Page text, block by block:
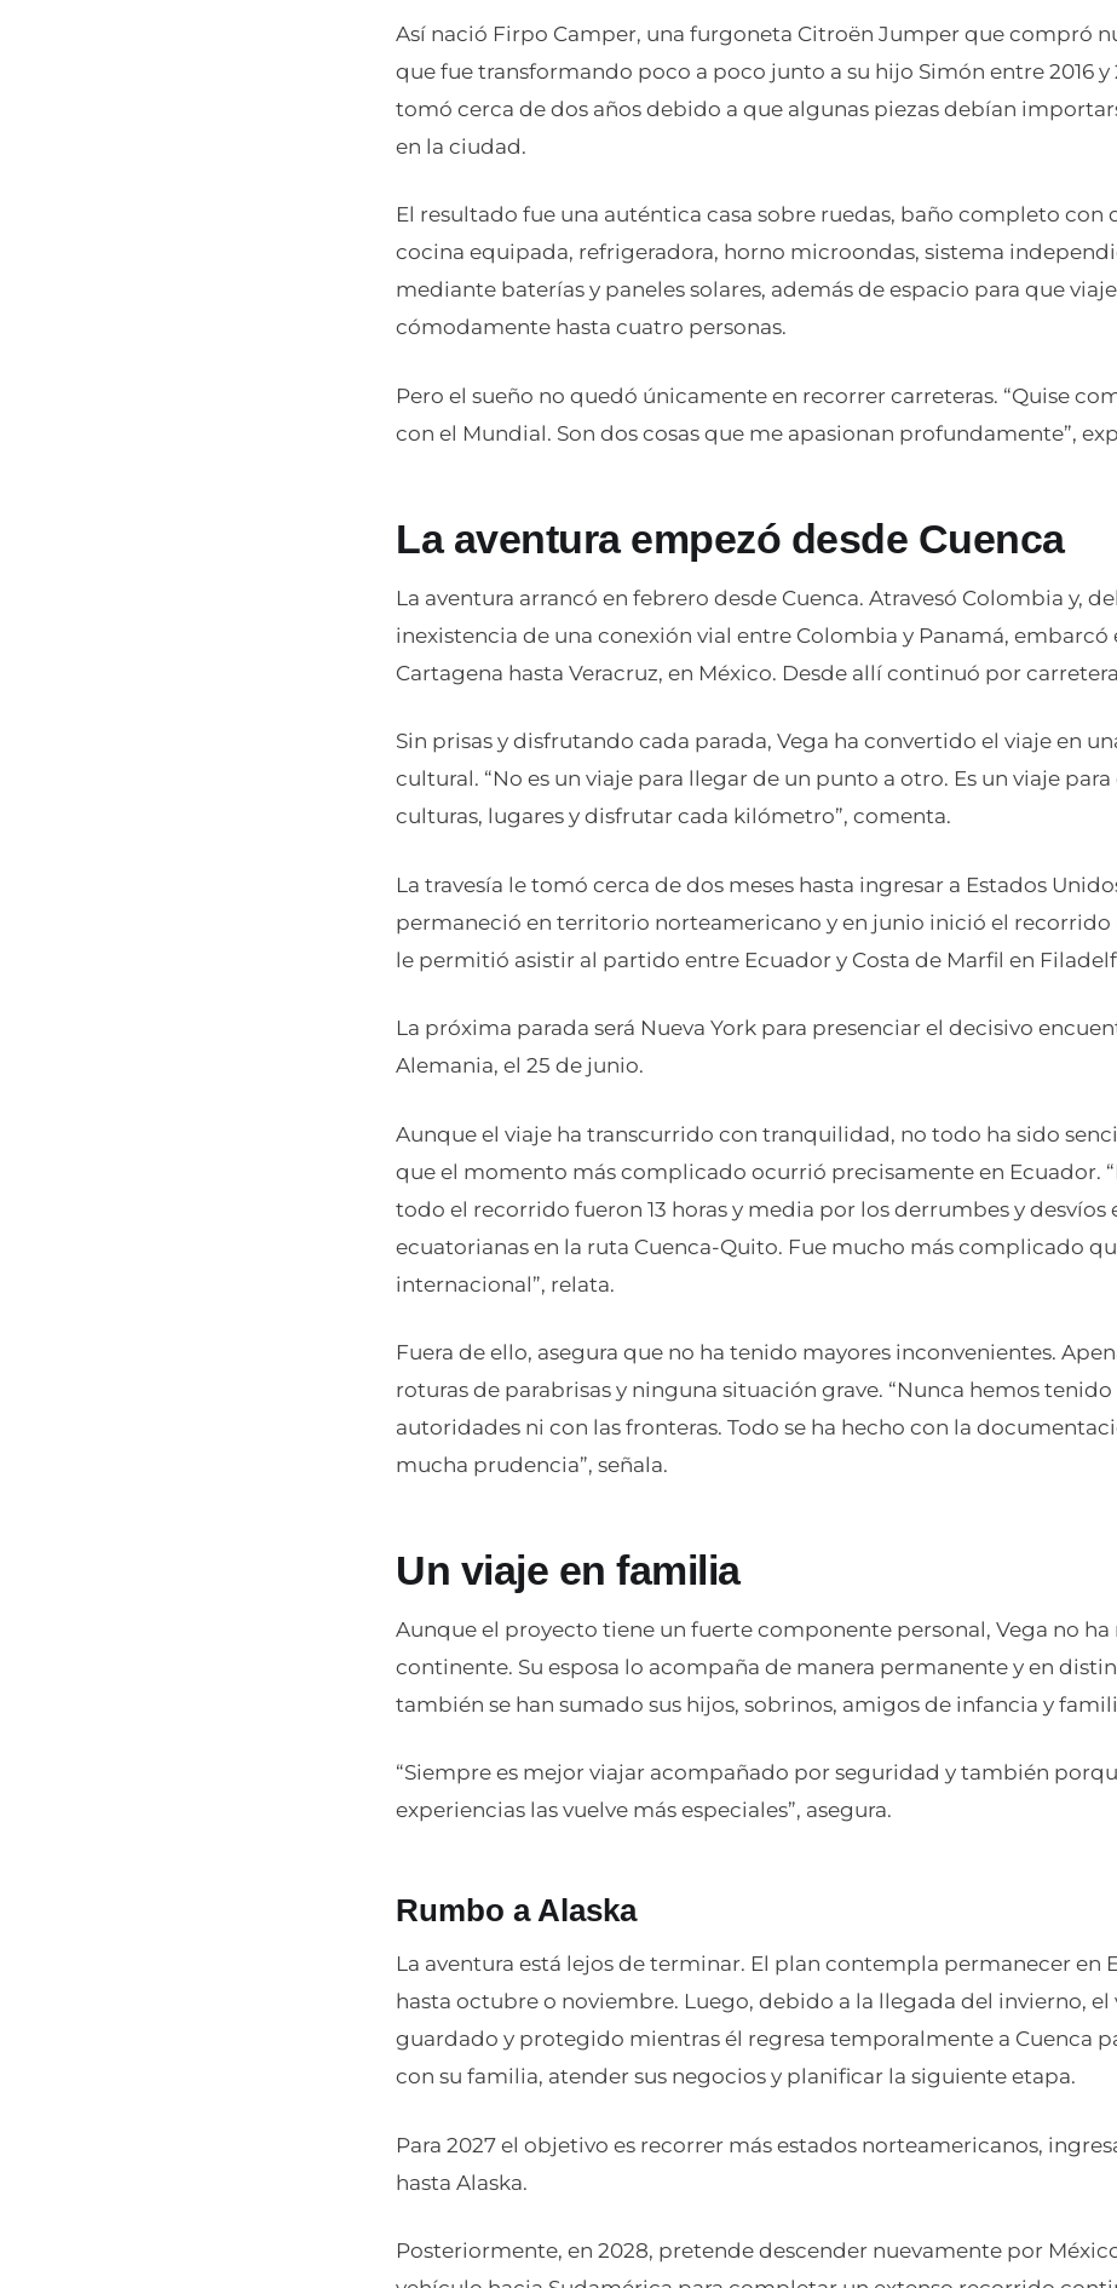
Así nació Firpo Camper, una furgoneta Citroën Jumper que compró
que fue transformando poco a poco junto a su hijo Simón entre 2016 y
tomó cerca de dos años debido a que algunas piezas debían
en la ciudad.
El resultado fue una auténtica casa sobre ruedas, baño completo con
cocina equipada, refrigeradora, horno microondas, sistema
mediante baterías y paneles solares, además de espacio para que
cómodamente hasta cuatro personas.
Pero el sueño no quedó únicamente en recorrer carreteras. “Quise
con el Mundial. Son dos cosas que me apasionan profundamente”,
La aventura empezó desde Cuenca
La aventura arrancó en febrero desde Cuenca. Atravesó Colombia y,
inexistencia de una conexión vial entre Colombia y Panamá, embarcó
Cartagena hasta Veracruz, en México. Desde allí continuó por
Sin prisas y disfrutando cada parada, Vega ha convertido el viaje en
cultural. “No es un viaje para llegar de un punto a otro. Es un viaje
culturas, lugares y disfrutar cada kilómetro”, comenta.
La travesía le tomó cerca de dos meses hasta ingresar a Estados
permaneció en territorio norteamericano y en junio inició el recorrido
le permitió asistir al partido entre Ecuador y Costa de Marfil en
La próxima parada será Nueva York para presenciar el decisivo
Alemania, el 25 de junio.
Aunque el viaje ha transcurrido con tranquilidad, no todo ha sido
que el momento más complicado ocurrió precisamente en Ecuador.
todo el recorrido fueron 13 horas y media por los derrumbes y desvíos
ecuatorianas en la ruta Cuenca-Quito. Fue mucho más complicado
internacional”, relata.
Fuera de ello, asegura que no ha tenido mayores inconvenientes.
roturas de parabrisas y ninguna situación grave. “Nunca hemos
autoridades ni con las fronteras. Todo se ha hecho con la
mucha prudencia”, señala.
Un viaje en familia
Aunque el proyecto tiene un fuerte componente personal, Vega no ha
continente. Su esposa lo acompaña de manera permanente y en
también se han sumado sus hijos, sobrinos, amigos de infancia y
“Siempre es mejor viajar acompañado por seguridad y también
experiencias las vuelve más especiales”, asegura.
Rumbo a Alaska
La aventura está lejos de terminar. El plan contempla permanecer en
hasta octubre o noviembre. Luego, debido a la llegada del invierno,
guardado y protegido mientras él regresa temporalmente a Cuenca
con su familia, atender sus negocios y planificar la siguiente etapa.
Para 2027 el objetivo es recorrer más estados norteamericanos,
hasta Alaska.
Posteriormente, en 2028, pretende descender nuevamente por